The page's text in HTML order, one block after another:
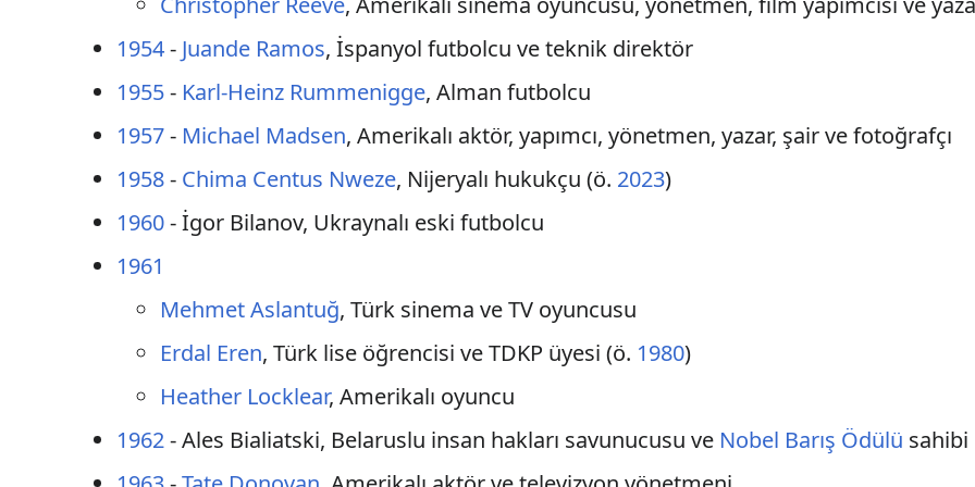
1954- Juande Ramos, İspanyol futbolcu ve teknik direktör
1955- Karl-Heinz Rummenigge, Alman futbolcu
1957- Michael Madsen, Amerikalı aktör, yapımcı, yönetmen, yazar, şair ve fotoğrafçı
1958- Chima Centus Nweze, Nijeryalı hukukçu (ö. 2023)
1960- İgor Bilanov, Ukraynalı eski futbolcu
1961
Mehmet Aslantuğ, Türk sinema ve TV oyuncusu
Erdal Eren, Türk lise öğrencisi ve TDKP üyesi (ö. 1980)
Heather Locklear, Amerikalı oyuncu
1962- Ales Bialiatski, Belaruslu insan hakları savunucusu ve Nobel Barış Ödülü sahibi